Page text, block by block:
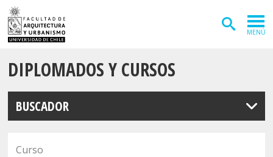
MENÚ
ADMISIÓN
CARRERAS
DIPLOMADOS Y CURSOS
BUSCADOR
Curso